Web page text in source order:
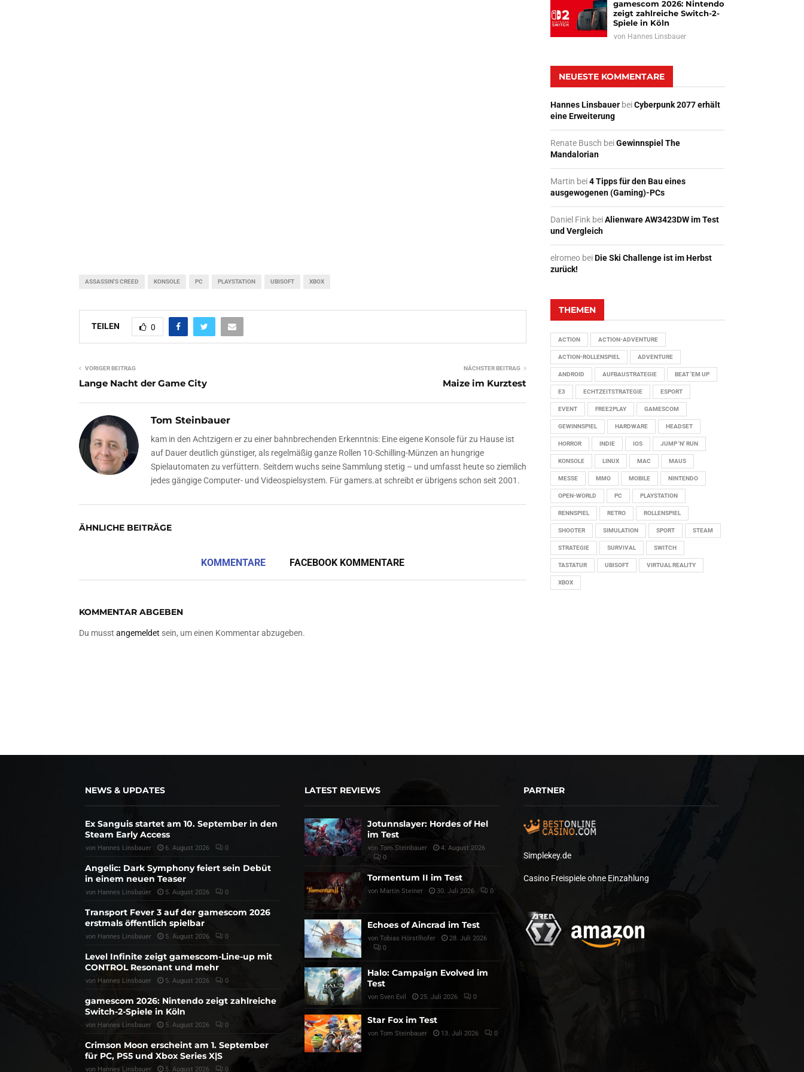
ASSASSIN'S CREED KONSOLE PC PLAYSTATION UBISOFT XBOX
TEILEN 0
VORIGER BEITRAG
Lange Nacht der Game City
NÄCHSTER BEITRAG
Maize im Kurztest
Tom Steinbauer
kam in den Achtzigern er zu einer bahnbrechenden Erkenntnis: Eine eigene Konsole für zu Hause ist
auf Dauer deutlich günstiger, als regelmäßig ganze Rollen 10-Schilling-Münzen an hungrige
Spielautomaten zu verfüttern. Seitdem wuchs seine Sammlung stetig – und umfasst heute so ziemlich
jedes gängige Computer- und Videospielsystem. Für gamers.at schreibt er übrigens schon seit 2001.
ÄHNLICHE BEITRÄGE
KOMMENTARE FACEBOOK KOMMENTARE
KOMMENTAR ABGEBEN
Du musst angemeldet sein, um einen Kommentar abzugeben.
gamescom 2026: Nintendo
zeigt zahlreiche Switch-2-
Spiele in Köln
von Hannes Linsbauer
NEUESTE KOMMENTARE
Hannes Linsbauer beiCyberpunk 2077 erhält
eine Erweiterung
Renate Busch beiGewinnspiel The
Mandalorian
Martin bei4 Tipps für den Bau eines
ausgewogenen (Gaming)-PCs
Daniel Fink beiAlienware AW3423DW im Test
und Vergleich
elromeo beiDie Ski Challenge ist im Herbst
zurück!
THEMEN
ACTION ACTION-ADVENTURE
ACTION-ROLLENSPIEL ADVENTURE
ANDROID AUFBAUSTRATEGIE BEAT 'EM UP
E3 ECHTZEITSTRATEGIE ESPORT
EVENT FREE2PLAY GAMESCOM
GEWINNSPIEL HARDWARE HEADSET
HORROR INDIE IOS JUMP 'N' RUN
KONSOLE LINUX MAC MAUS
MESSE MMO MOBILE NINTENDO
OPEN-WORLD PC PLAYSTATION
RENNSPIEL RETRO ROLLENSPIEL
SHOOTER SIMULATION SPORT STEAM
STRATEGIE SURVIVAL SWITCH
TASTATUR UBISOFT VIRTUAL REALITY
XBOX
NEWS & UPDATES
Ex Sanguis startet am 10. September in den
Steam Early Access
von Hannes Linsbauer 6. August 2026 0
Angelic: Dark Symphony feiert sein Debüt
in einem neuen Teaser
von Hannes Linsbauer 5. August 2026 0
Transport Fever 3 auf der gamescom 2026
erstmals öffentlich spielbar
von Hannes Linsbauer 5. August 2026 0
Level Infinite zeigt gamescom-Line-up mit
CONTROL Resonant und mehr
von Hannes Linsbauer 5. August 2026 0
gamescom 2026: Nintendo zeigt zahlreiche
Switch-2-Spiele in Köln
von Hannes Linsbauer 5. August 2026 0
Crimson Moon erscheint am 1. September
für PC, PS5 und Xbox Series X|S
von Hannes Linsbauer 5. August 2026 0
LATEST REVIEWS
Jotunnslayer: Hordes of Hel
im Test
von Tom Steinbauer
4. August 2026
0
Tormentum II im Test
von Martin Steiner 30. Juli 2026 0
Echoes of Aincrad im Test
von Tobias Hörstlhofer
28. Juli 2026
0
Halo: Campaign Evolved im
Test
von Sven Evil 25. Juli 2026 0
Star Fox im Test
von Tom Steinbauer 13. Juli 2026 0
PARTNER
Simplekey.de
Casino Freispiele ohne Einzahlung